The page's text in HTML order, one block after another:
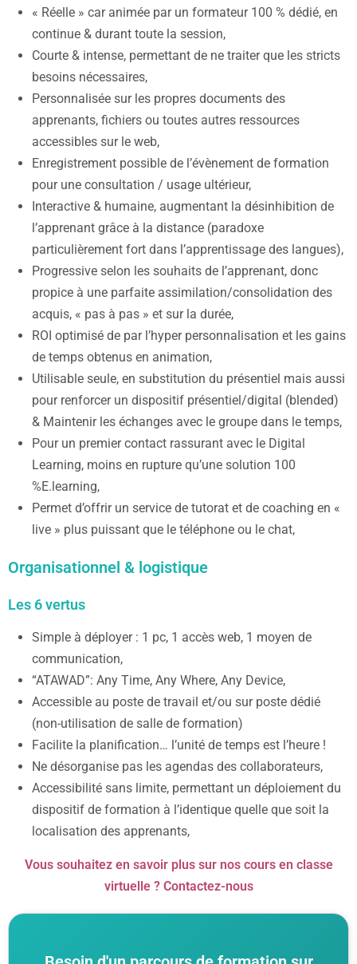
« Réelle » car animée par un formateur 100 % dédié, en
continue & durant toute la session,
Courte & intense, permettant de ne traiter que les stricts
besoins nécessaires,
Personnalisée sur les propres documents des
apprenants, fichiers ou toutes autres ressources
accessibles sur le web,
Enregistrement possible de l’évènement de formation
pour une consultation / usage ultérieur,
Interactive & humaine, augmentant la désinhibition de
l’apprenant grâce à la distance (paradoxe
particulièrement fort dans l’apprentissage des langues),
Progressive selon les souhaits de l’apprenant, donc
propice à une parfaite assimilation/consolidation des
acquis, « pas à pas » et sur la durée,
ROI optimisé de par l’hyper personnalisation et les gains
de temps obtenus en animation,
Utilisable seule, en substitution du présentiel mais aussi
pour renforcer un dispositif présentiel/digital (blended)
& Maintenir les échanges avec le groupe dans le temps,
Pour un premier contact rassurant avec le Digital
Learning, moins en rupture qu’une solution 100
%E.learning,
Permet d’offrir un service de tutorat et de coaching en «
live » plus puissant que le téléphone ou le chat,
Organisationnel & logistique
Les 6 vertus
Simple à déployer : 1 pc, 1 accès web, 1 moyen de
communication,
“ATAWAD”: Any Time, Any Where, Any Device,
Accessible au poste de travail et/ou sur poste dédié
(non-utilisation de salle de formation)
Facilite la planification… l’unité de temps est l’heure !
Ne désorganise pas les agendas des collaborateurs,
Accessibilité sans limite, permettant un déploiement du
dispositif de formation à l’identique quelle que soit la
localisation des apprenants,
Vous souhaitez en savoir plus sur nos cours en classe
virtuelle ? Contactez-nous